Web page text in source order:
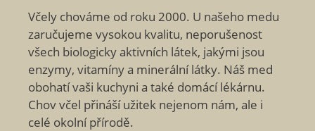
Včely chováme od roku 2000. U našeho medu
zaručujeme vysokou kvalitu, neporušenost
všech biologicky aktivních látek, jakými jsou
enzymy, vitamíny a minerální látky. Náš med
obohatí vaši kuchyni a také domácí lékárnu.
Chov včel přináší užitek nejenom nám, ale i
celé okolní přírodě.